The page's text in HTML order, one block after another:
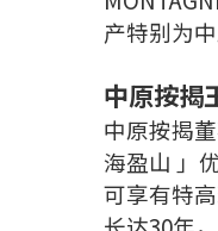
产特别为
中原按揭
中原按揭
海盈山 」
可享有特